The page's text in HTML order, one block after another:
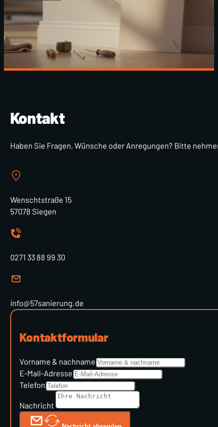
Kontakt
Haben Sie Fragen, Wünsche oder Anregungen? Bitte
Wenschtstraße 15
57078 Siegen
0271 33 88 99 30
info@57sanierung.de
Kontaktformular
Vorname & nachname
E-Mail-Adresse
Telefon
Nachricht